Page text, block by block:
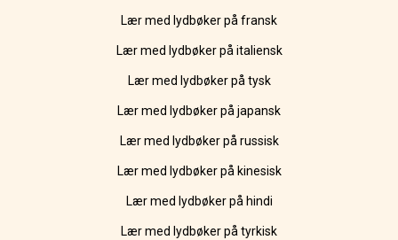
Lær med lydbøker på fransk
Lær med lydbøker på italiensk
Lær med lydbøker på tysk
Lær med lydbøker på japansk
Lær med lydbøker på russisk
Lær med lydbøker på kinesisk
Lær med lydbøker på hindi
Lær med lydbøker på tyrkisk